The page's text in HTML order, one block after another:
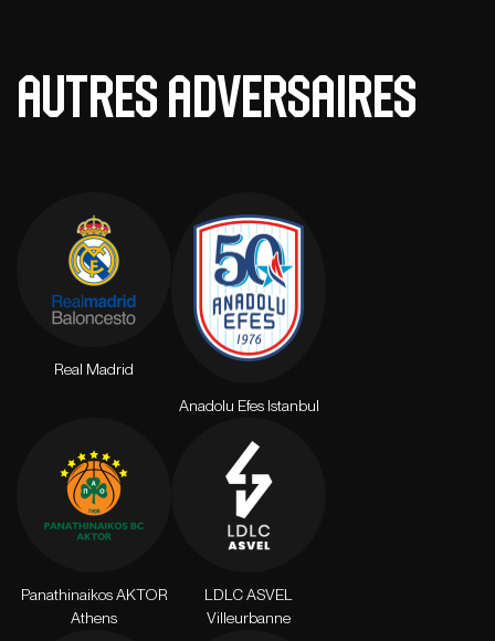
autres adversaires
Real Madrid
Anadolu Efes Istanbul
Panathinaikos AKTOR
Athens
LDLC ASVEL
Villeurbanne